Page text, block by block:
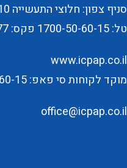
סניף צפון: חלוצי התעשייה 10,חיפה
טל:1700-50-60-15 פקס: 08-9157977
www.icpap.co.il
מוקד לקוחות סי פאפ: 1700-50-60-15
office@icpap.co.il